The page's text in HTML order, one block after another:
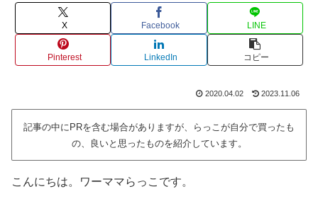
X Facebook LINE
Pinterest LinkedIn コピー
2020.04.02 2023.11.06
記事の中にPRを含む場合がありますが、らっこが自分で買ったも
の、良いと思ったものを紹介しています。
こんにちは。ワーママらっこです。